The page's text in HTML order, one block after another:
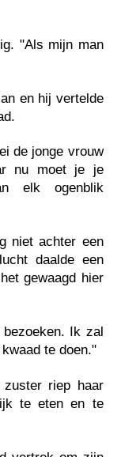
"Als mijn man
en hij vertelde
de jonge vrouw
nu moet je je
elk ogenblik
niet achter een
daalde een
gewaagd hier
Ik zal
te doen."
zuster riep haar
te eten en te